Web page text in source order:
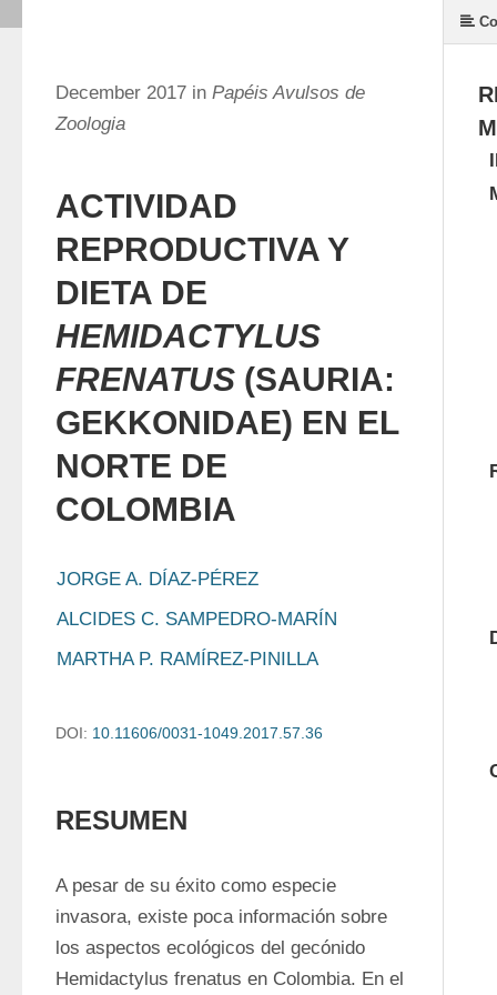
December 2017 in Papéis Avulsos de
Zoologia
ACTIVIDAD
REPRODUCTIVA Y
DIETA DE
HEMIDACTYLUS
FRENATUS (SAURIA:
GEKKONIDAE) EN EL
NORTE DE
COLOMBIA
JORGE A. DÍAZ-PÉREZ
ALCIDES C. SAMPEDRO-MARÍN
MARTHA P. RAMÍREZ-PINILLA
DOI: 10.11606/0031-1049.2017.57.36
RESUMEN
A pesar de su éxito como especie
invasora, existe poca información sobre
los aspectos ecológicos del gecónido
Hemidactylus frenatus en Colombia. En el